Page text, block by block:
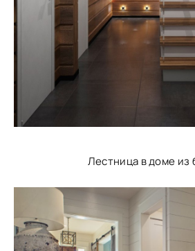
Лестница в доме из